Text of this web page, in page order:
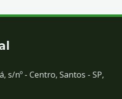
s/nº - Centro, Santos - SP,